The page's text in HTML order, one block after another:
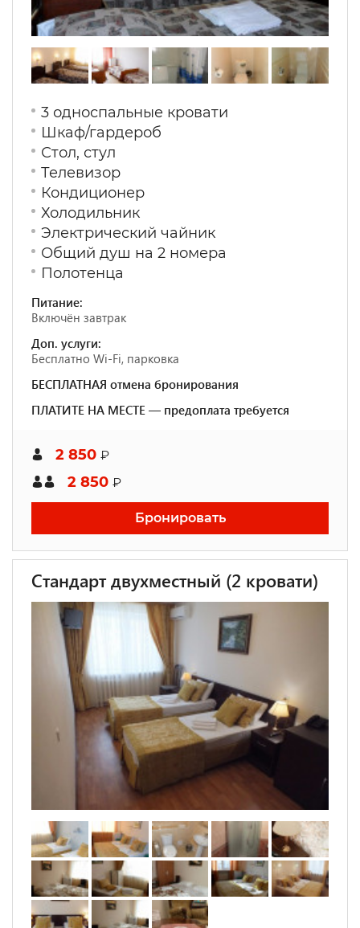
3 односпальные кровати
Шкаф/гардероб
Стол, стул
Телевизор
Кондиционер
Холодильник
Электрический чайник
Общий душ на 2 номера
Полотенца
Питание:
Включён завтрак
Доп. услуги:
Бесплатно Wi-Fi, парковка
БЕСПЛАТНАЯ отмена бронирования
ПЛАТИТЕ НА МЕСТЕ — предоплата требуется
2 850 ₽
2 850 ₽
Бронировать
Стандарт двухместный (2 кровати)